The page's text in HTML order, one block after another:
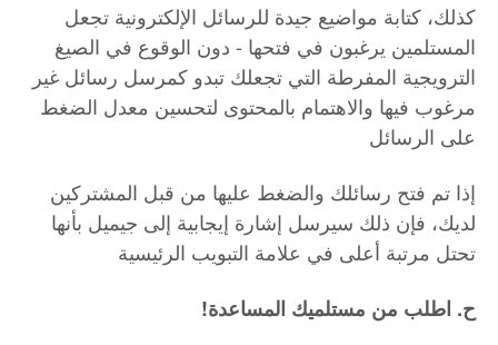
كذلك، كتابة مواضيع جيدة للرسائل الإلكترونية تجعل
المستلمين يرغبون في فتحها - دون الوقوع في الصيغ
الترويجية المفرطة التي تجعلك تبدو كمرسل رسائل غير
مرغوب فيها والاهتمام بالمحتوى لتحسين معدل الضغط
على الرسائل
إذا تم فتح رسائلك والضغط عليها من قبل المشتركين
لديك، فإن ذلك سيرسل إشارة إيجابية إلى جيميل بأنها
تحتل مرتبة أعلى في علامة التبويب الرئيسية
!ح. اطلب من مستلميك المساعدة